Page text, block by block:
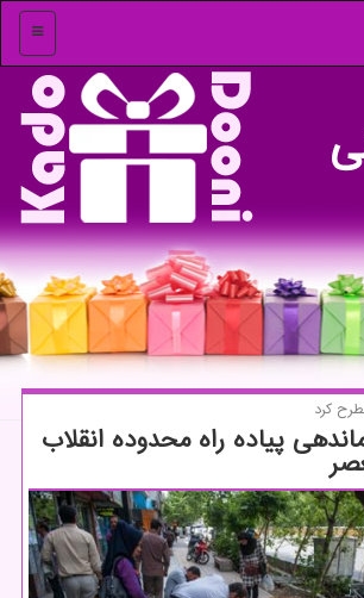
منو
كرد
پیاده راه محدوده انقلاب